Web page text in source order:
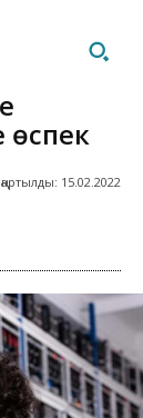
өспек
15.02.2022